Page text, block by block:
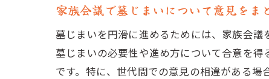
家族会議で墓じまいについて意見をま
墓じまいを円滑に進めるためには、家族会議
墓じまいの必要性や進め方について合意を
です。特に、世代間での意見の相違がある